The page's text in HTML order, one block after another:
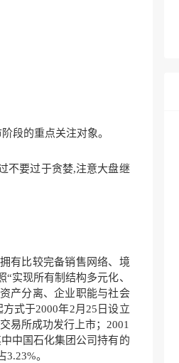
段的重点关注对象。
不要过于贪婪,注意大盘继
有比较完备销售网络、境
实现所有制结构多元化、
产分离、企业职能与社会
式于2000年2月25日设立
易所成功发行上市；2001
中国石化集团公司持有的
。